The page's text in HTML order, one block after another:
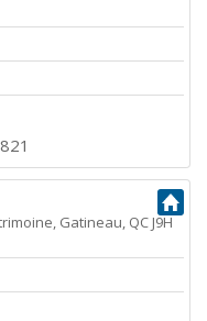
Gatineau, QC J9H